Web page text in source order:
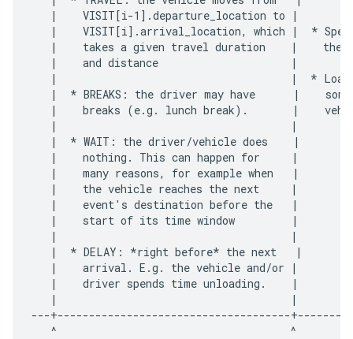
|    VISIT[i-1].departure_location to |
|    VISIT[i].arrival_location, which |  *
|    takes a given travel duration    |    the
|    and distance                     |
|                                     |  *
|  * BREAKS: the driver may have      |
|    breaks (e.g. lunch break).       |
|                                     |
|  * WAIT: the driver/vehicle does    |
|    nothing. This can happen for     |
|    many reasons, for example when   |
|    the vehicle reaches the next     |
|    event's destination before the   |
|    start of its time window         |
|                                     |
|  * DELAY: *right before* the next   |
|    arrival. E.g. the vehicle and/or |
|    driver spends time unloading.    |
|                                     |
---+-------------------------------------
^                                     ^